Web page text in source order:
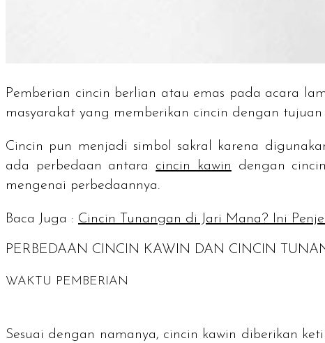
Pemberian cincin berlian atau emas pada acara
masyarakat yang memberikan cincin dengan
Cincin pun menjadi simbol sakral karena
ada perbedaan antara cincin kawin dengan
mengenai perbedaannya.
Baca Juga : Cincin Tunangan di Jari Mana? Ini
PERBEDAAN CINCIN KAWIN DAN CINCIN
WAKTU PEMBERIAN
Sesuai dengan namanya, cincin kawin diberikan